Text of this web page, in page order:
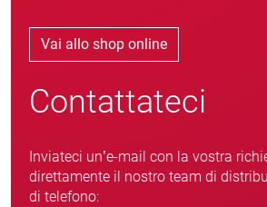
Vai allo shop online
Contattateci
Inviateci un’e-mail con la vostra
direttamente il nostro team di
di telefono: